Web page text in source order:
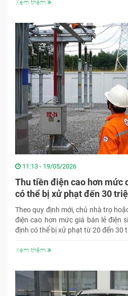
một trong những gói thầu quan
Xem thêm
11:13 - 19/05/2026
Thu tiền điện cao hơn mức
có thể bị xử phạt đến 30
Theo quy định mới, chủ nhà trọ
điện cao hơn mức giá bán lẻ điện
định có thể bị xử phạt từ 20 đến 30
Xem thêm